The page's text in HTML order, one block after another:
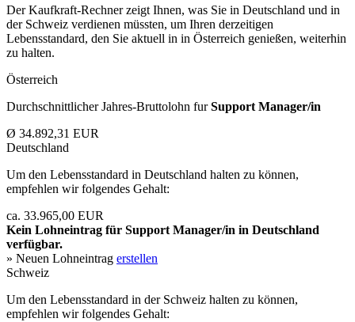
Der Kaufkraft-Rechner zeigt Ihnen, was Sie in Deutschland und in
der Schweiz verdienen müssten, um Ihren derzeitigen
Lebensstandard, den Sie aktuell in in Österreich genießen, weiterhin
zu halten.
Österreich
Durchschnittlicher Jahres-Bruttolohn furSupport Manager/in
Ø 34.892,31 EUR
Deutschland
Um den Lebensstandard in Deutschland halten zu können,
empfehlen wir folgendes Gehalt:
ca. 33.965,00 EUR
Kein Lohneintrag für Support Manager/in in Deutschland
verfügbar.
» Neuen Lohneintrag erstellen
Schweiz
Um den Lebensstandard in der Schweiz halten zu können,
empfehlen wir folgendes Gehalt: